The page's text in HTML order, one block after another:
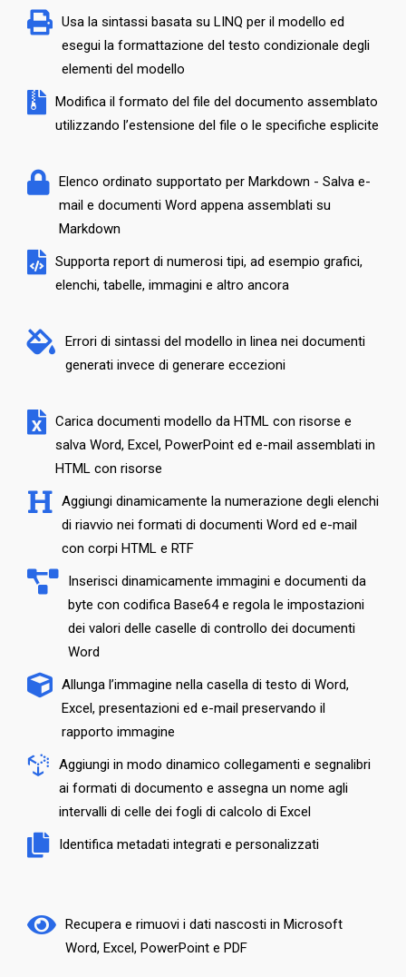
Usa la sintassi basata su LINQ per il modello ed
esegui la formattazione del testo condizionale degli
elementi del modello
Modifica il formato del file del documento assemblato
utilizzando l’estensione del file o le specifiche esplicite
Elenco ordinato supportato per Markdown - Salva e-
mail e documenti Word appena assemblati su
Markdown
Supporta report di numerosi tipi, ad esempio grafici,
elenchi, tabelle, immagini e altro ancora
Errori di sintassi del modello in linea nei documenti
generati invece di generare eccezioni
Carica documenti modello da HTML con risorse e
salva Word, Excel, PowerPoint ed e-mail assemblati in
HTML con risorse
Aggiungi dinamicamente la numerazione degli elenchi
di riavvio nei formati di documenti Word ed e-mail
con corpi HTML e RTF
Inserisci dinamicamente immagini e documenti da
byte con codifica Base64 e regola le impostazioni
dei valori delle caselle di controllo dei documenti
Word
Allunga l’immagine nella casella di testo di Word,
Excel, presentazioni ed e-mail preservando il
rapporto immagine
Aggiungi in modo dinamico collegamenti e segnalibri
ai formati di documento e assegna un nome agli
intervalli di celle dei fogli di calcolo di Excel
Identifica metadati integrati e personalizzati
Recupera e rimuovi i dati nascosti in Microsoft
Word, Excel, PowerPoint e PDF